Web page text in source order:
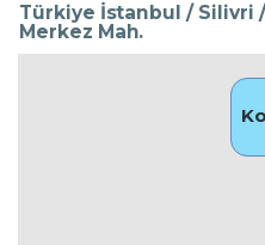
Türkiye İstanbul / Silivri
Merkez Mah.